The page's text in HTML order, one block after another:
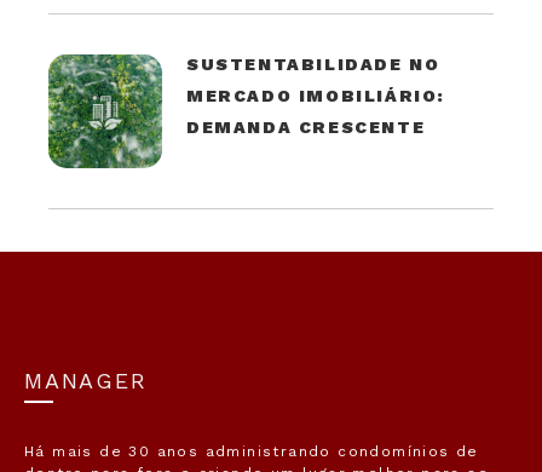
SUSTENTABILIDADE NO
MERCADO IMOBILIÁRIO:
DEMANDA CRESCENTE
MANAGER
Há mais de 30 anos administrando condomínios de